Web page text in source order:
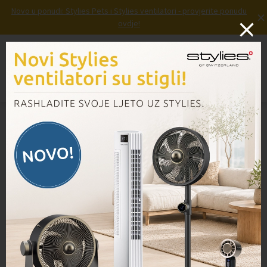
Novo u ponudi: Stylies Pets i Stylies ventilatori - provjerite ponudu
ovdje!
×
Prijava Košarica
Domov
/ Proizvodi / Četka+filc VK130/131